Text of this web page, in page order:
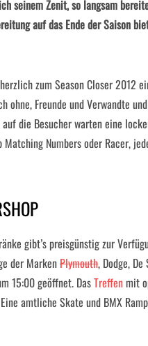
seinem Zenit, so langsam
auf das Ende der Saison
zum Season Closer 2012
Freunde und Verwandte
die Besucher warten eine
Matching Numbers oder Racer,
gibt’s preisgünstig zur
der MarkenPlymouth, Dodge, De
15:00 geöffnet. DasTreffenmit
amtliche Skate und BMX